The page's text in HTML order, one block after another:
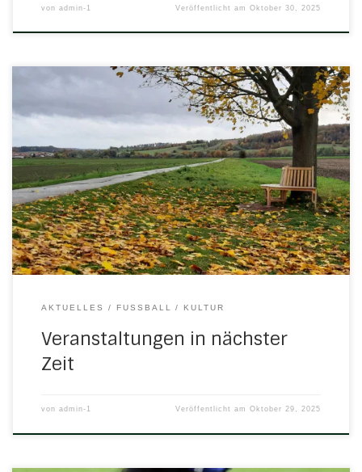
von admin-1 Veröffentlicht amOktober 30, 2025
In den nächsten Tagen ist wieder einiges los im Dorf.
Bereits übermorgen am 31. Oktober darf sich unser
Nachwuchs auf ein schauriges Spektakel im Ratskeller
freuen: Am Samstag, 1.11.25, lädt die Gemeinde
Herleshausen zum Tag der Vereine in die Mehrzweckhalle.
Ab 17.00 Uhr treffen sich interessierte Vereinsmitglieder der
örtlichen Vereine […]
AKTUELLES FUSSBALL KULTUR
Veranstaltungen in nächster
Zeit
von admin-1 Veröffentlicht amOktober 29, 2025